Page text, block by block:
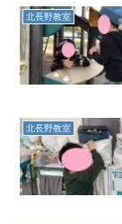
北長野教室
北長野教室